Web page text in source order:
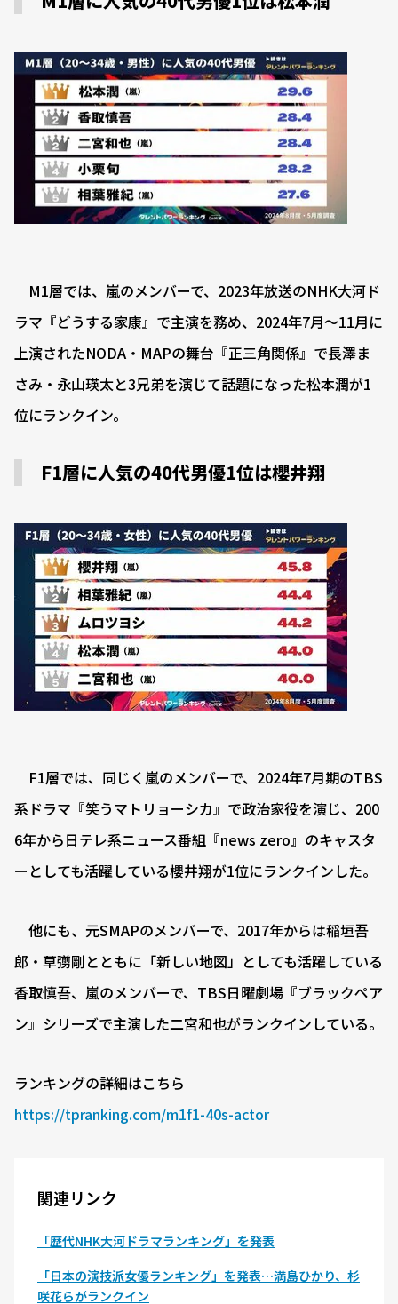
M1層では、嵐のメンバーで、2023年放送のNHK大河ド
ラマ『どうする家康』で主演を務め、2024年7月～11月に
上演されたNODA・MAPの舞台『正三角関係』で長澤ま
さみ・永山瑛太と3兄弟を演じて話題になった松本潤が1
位にランクイン。
F1層に人気の40代男優1位は櫻井翔
F1層では、同じく嵐のメンバーで、2024年7月期のTBS
系ドラマ『笑うマトリョーシカ』で政治家役を演じ、200
6年から日テレ系ニュース番組『news zero』のキャスタ
ーとしても活躍している櫻井翔が1位にランクインした。
他にも、元SMAPのメンバーで、2017年からは稲垣吾
郎・草彅剛とともに「新しい地図」としても活躍している
香取慎吾、嵐のメンバーで、TBS日曜劇場『ブラックペア
ン』シリーズで主演した二宮和也がランクインしている。
ランキングの詳細はこちら
https://tpranking.com/m1f1-40s-actor
関連リンク
「歴代NHK大河ドラマランキング」を発表
「日本の演技派女優ランキング」を発表…満島ひかり、杉
咲花らがランクイン